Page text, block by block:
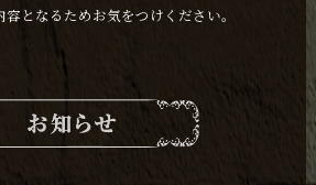
となるためお気をつけください。